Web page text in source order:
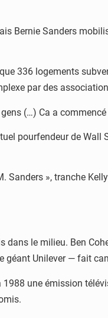
Bernie Sanders
336 logements
par des
(…) Ca a
pourfendeur de
Sanders », tranche
dans le milieu. Ben
géant Unilever — fait
une émission